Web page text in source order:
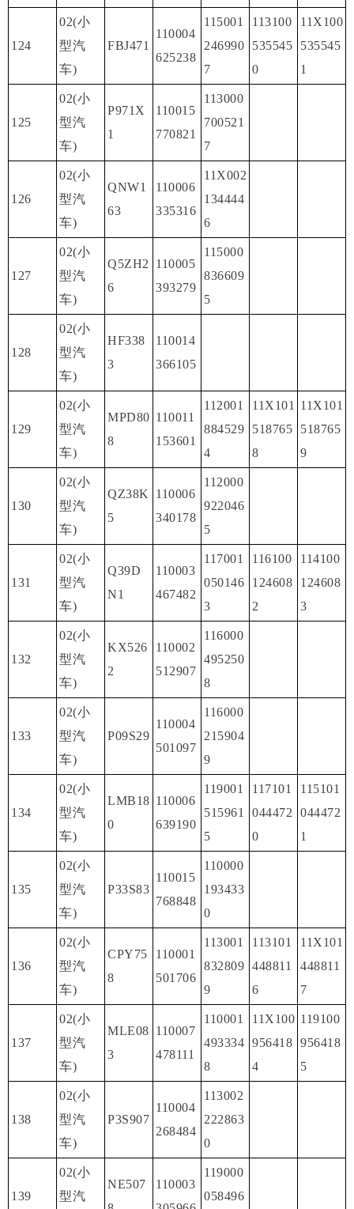
124
02(小
型汽
车)
FBJ471
110004
625238
115001
246990
7
113100
535545
0
11X100
535545
1
125
02(小
型汽
车)
P971X
1
110015
770821
113000
700521
7
126
02(小
型汽
车)
QNW1
63
110006
335316
11X002
134444
6
127
02(小
型汽
车)
Q5ZH2
6
110005
393279
115000
836609
5
128
02(小
型汽
车)
HF338
3
110014
366105
129
02(小
型汽
车)
MPD80
8
110011
153601
112001
884529
4
11X101
518765
8
11X101
518765
9
130
02(小
型汽
车)
QZ38K
5
110006
340178
112000
922046
5
131
02(小
型汽
车)
Q39D
N1
110003
467482
117001
050146
3
116100
124608
2
114100
124608
3
132
02(小
型汽
车)
KX526
2
110002
512907
116000
495250
8
133
02(小
型汽
车)
P09S29
110004
501097
116000
215904
9
134
02(小
型汽
车)
LMB18
0
110006
639190
119001
515961
5
117101
044472
0
115101
044472
1
135
02(小
型汽
车)
P33S83
110015
768848
110000
193433
0
136
02(小
型汽
车)
CPY75
8
110001
501706
113001
832809
9
113101
448811
6
11X101
448811
7
137
02(小
型汽
车)
MLE08
3
110007
478111
110001
493334
8
11X100
956418
4
119100
956418
5
138
02(小
型汽
车)
P3S907
110004
268484
113002
222863
0
139
02(小
型汽
NE507
110003
119000
058496